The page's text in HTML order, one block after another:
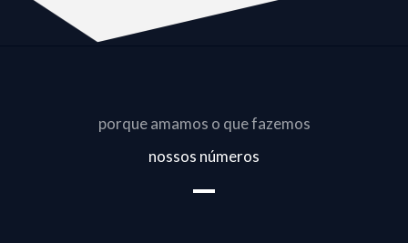
porque amamos o que fazemos
nossos números